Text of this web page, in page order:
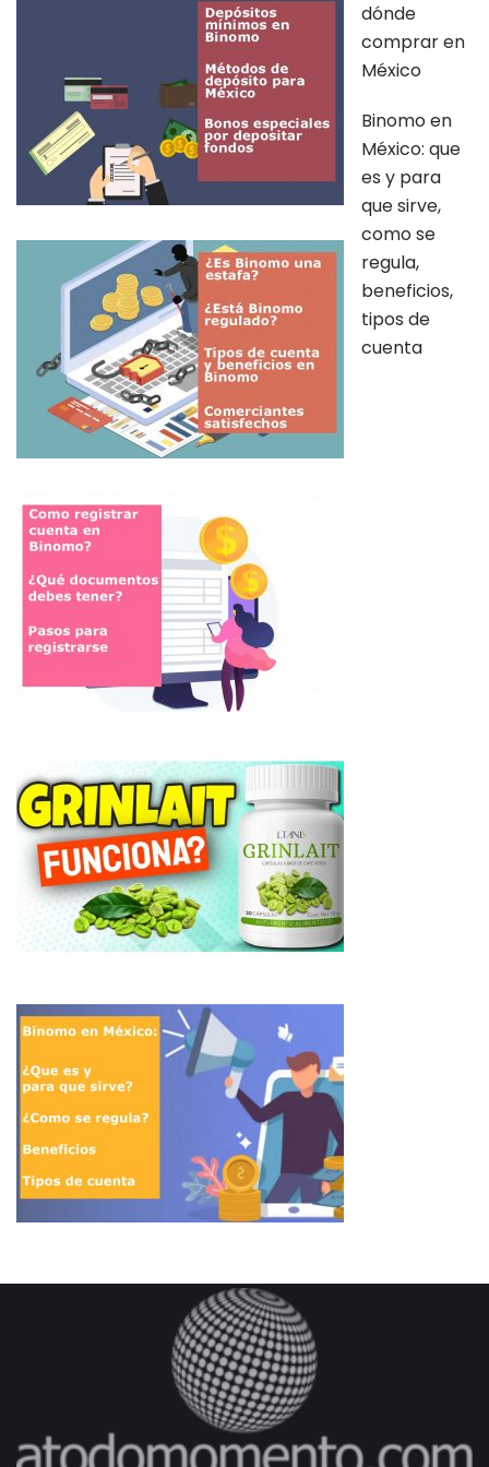
dónde
comprar en
México
Binomo en
México: que
es y para
que sirve,
como se
regula,
beneficios,
tipos de
cuenta